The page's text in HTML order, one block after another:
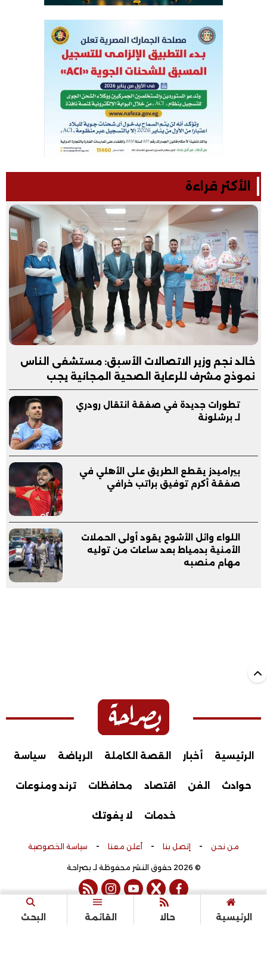
الرئيسية حالا القائمة البحث
الأكثر قراءة
خالد نجم وزير الاتصالات الأسبق: مستشفى الناس
نموذج مشرف للرعاية الصحية المجانية يجب
مساندته
تطورات جديدة في صفقة انتقال رودري
لـ برشلونة
بيراميدز يقطع الطريق على الأهلي في
صفقة أكرم توفيق براتب خرافي
اللواء وائل الأشوح يقود أولى الحملات
الأمنية بدمياط بعد ساعات من توليه
مهام منصبه
الرئيسية أخبار القصة الكاملة الرياضة سياسة
حوادث الفن اقتصاد محافظات ترند ومنوعات
خدمات لا يفوتك
من نحن - إتصل بنا - أعلن معنا - سياسة الخصوصية
© 2026 حقوق النشر محفوظة لـ بصراحة
facebook
twitter
youtube
instagram
rss feed
تم التطوير بواسطة